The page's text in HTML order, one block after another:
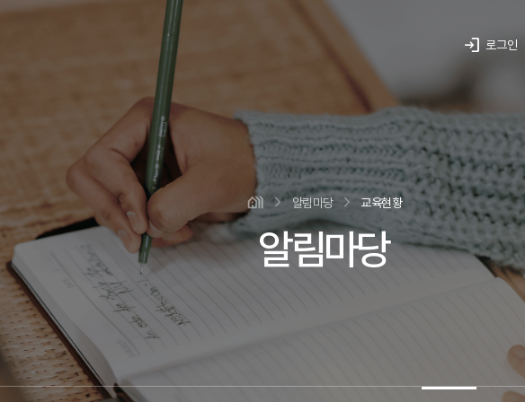
login 로그인
알림마당 교육현황
알림마당